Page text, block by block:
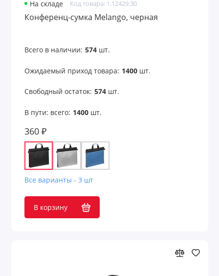
На складе Код товара: 1.12429.30
Конференц-сумка Melango, черная
Всего в наличии: 574шт.
Ожидаемый приход товара: 1400шт.
Свободный остаток: 574шт.
В пути: всего: 1400шт.
360 ₽
Все варианты - 3 шт
В корзину